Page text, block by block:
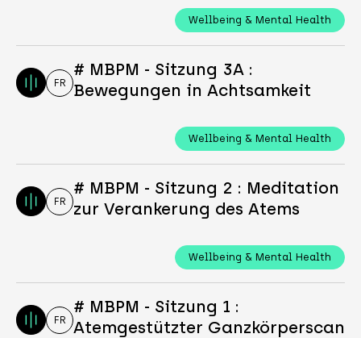
Wellbeing & Mental Health
FR
# MBPM - Sitzung 3A :
Bewegungen in Achtsamkeit
Wellbeing & Mental Health
FR
# MBPM - Sitzung 2 : Meditation
zur Verankerung des Atems
Wellbeing & Mental Health
FR
# MBPM - Sitzung 1 :
Atemgestützter Ganzkörperscan